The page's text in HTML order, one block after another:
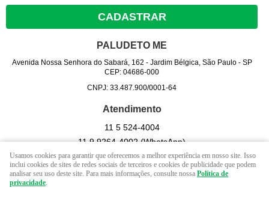
CADASTRAR
PALUDETO ME
Avenida Nossa Senhora do Sabará, 162 - Jardim Bélgica, São Paulo- SP
CEP: 04686-000
CNPJ: 33.487.900/0001-64
Atendimento
11 5524-4004
11 99264-4002(WhatsApp)
Seg - Sex 09hrs às 17 hrs. / Sab - 09 hrs às 13 hrs. (exceto
feriados).
Usamos cookies para garantir que oferecemos a melhor experiência em nosso site. Isso
inclui cookies de sites de redes sociais de terceiros e cookies de publicidade que podem
analisar seu uso deste site. Para mais informações, consulte nossa Política de
privacidade.